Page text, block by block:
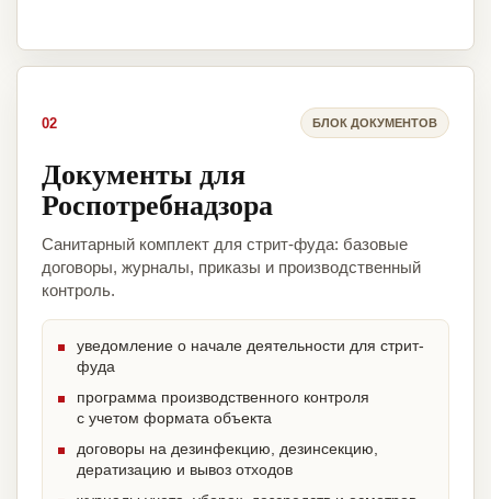
02 БЛОК ДОКУМЕНТОВ
Документы для
Роспотребнадзора
Санитарный комплект для стрит-фуда: базовые
договоры, журналы, приказы и производственный
контроль.
уведомление о начале деятельности для стрит-
фуда
программа производственного контроля
с учетом формата объекта
договоры на дезинфекцию, дезинсекцию,
дератизацию и вывоз отходов